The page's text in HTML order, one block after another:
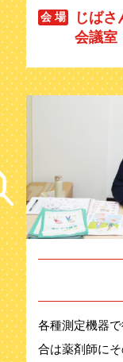
会 場
じばさ
会議室
各種測定機器
合は薬剤師に